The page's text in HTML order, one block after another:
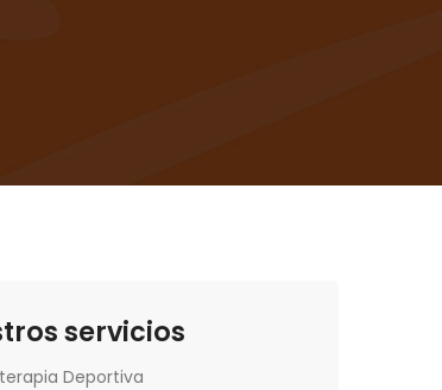
servicios
Deportiva